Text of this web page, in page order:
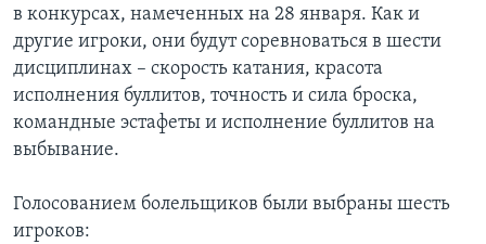
в конкурсах, намеченных на 28 января. Как и
другие игроки, они будут соревноваться в шести
дисциплинах – скорость катания, красота
исполнения буллитов, точность и сила броска,
командные эстафеты и исполнение буллитов на
выбывание.
Голосованием болельщиков были выбраны шесть
игроков: